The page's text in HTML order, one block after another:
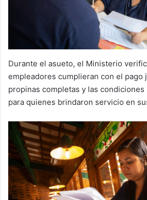
Durante el asueto, el Ministerio
empleadores cumplieran con el pago
propinas completas y las condiciones
para quienes brindaron servicio en